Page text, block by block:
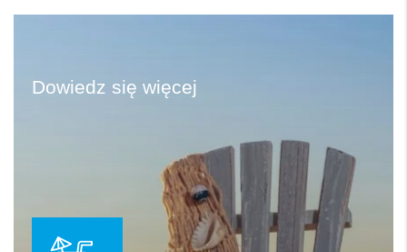
Atrakcje
Dowiedz się więcej